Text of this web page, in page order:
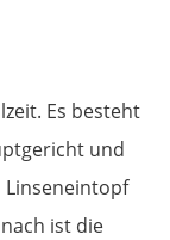
Es besteht
und
Linseneintopf
ist die